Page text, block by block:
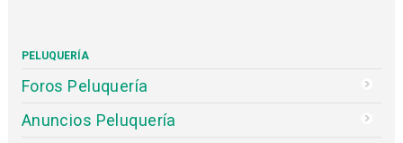
PELUQUERÍA
Foros Peluquería
Anuncios Peluquería